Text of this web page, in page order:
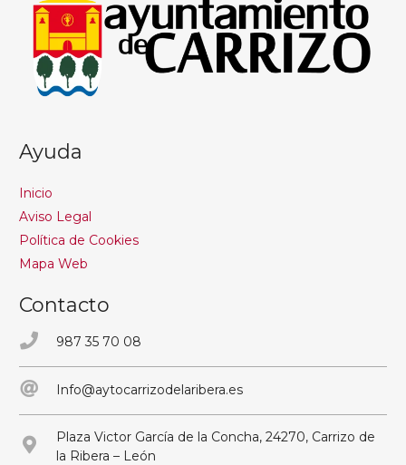
Ayuda
Inicio
Aviso Legal
Política de Cookies
Mapa Web
Contacto
987 35 70 08
Info@aytocarrizodelaribera.es
Plaza Victor García de la Concha, 24270, Carrizo de
la Ribera – León